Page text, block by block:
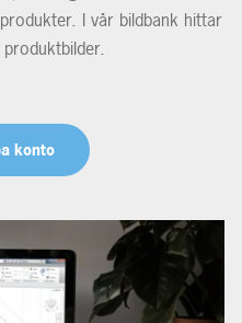
I vår bildbank hittar
konto